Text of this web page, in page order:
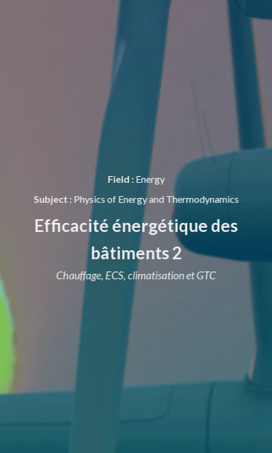
Field : Energy
Subject : Physics of Energy and Thermodynamics
Efficacité énergétique des
bâtiments 2
Chauffage, ECS, climatisation et GTC